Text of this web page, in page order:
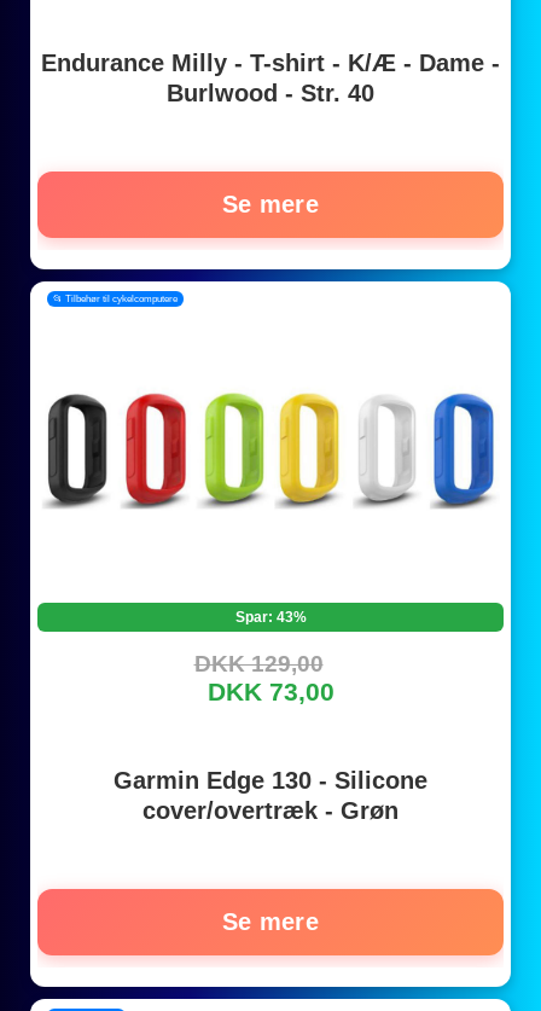
Endurance Milly - T-shirt - K/Æ - Dame -
Burlwood - Str. 40
Se mere
📂 Tilbehør til cykelcomputere
Spar: 43%
DKK 129,00
DKK 73,00
Garmin Edge 130 - Silicone
cover/overtræk - Grøn
Se mere